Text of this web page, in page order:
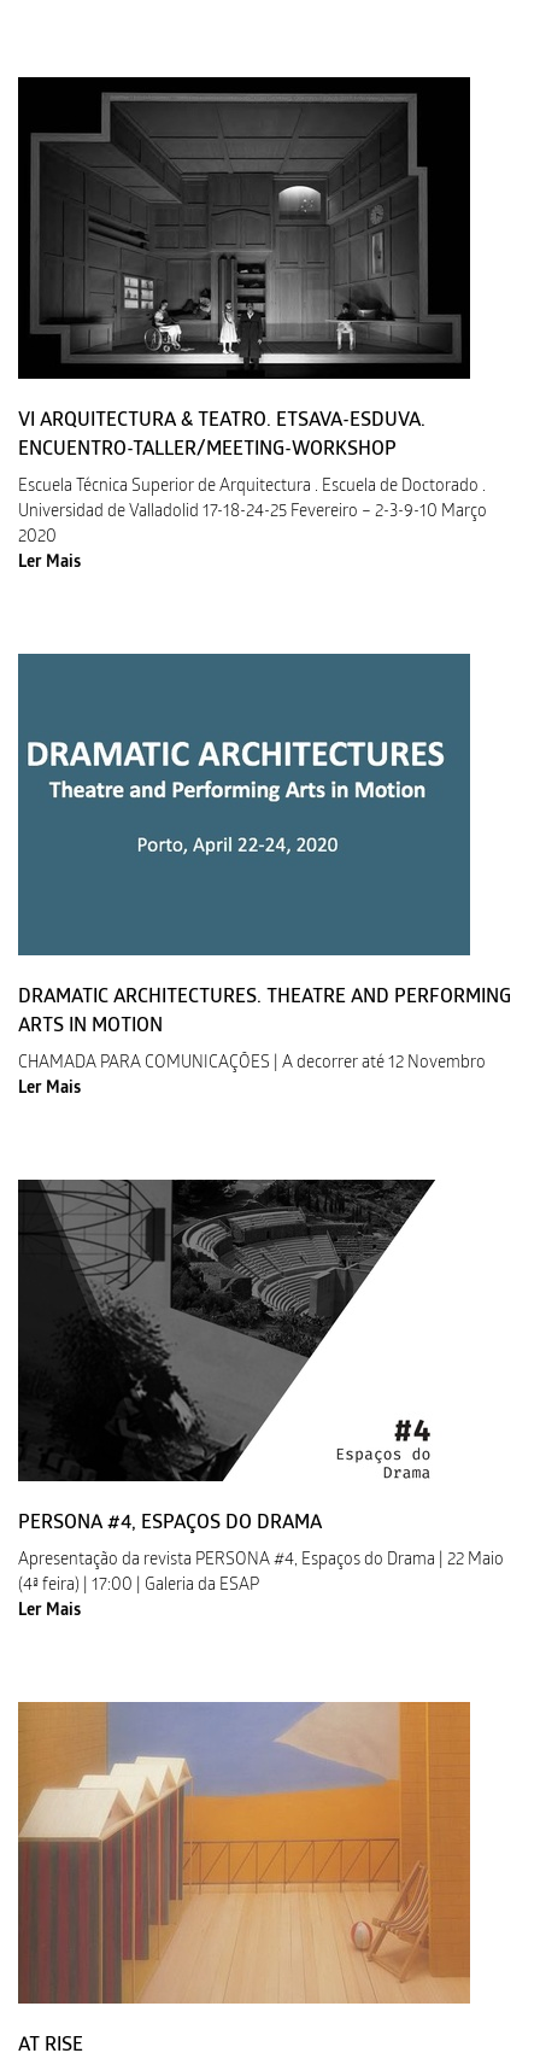
VI ARQUITECTURA & TEATRO. ETSAVA-ESDUVA.
ENCUENTRO-TALLER/MEETING-WORKSHOP
Escuela Técnica Superior de Arquitectura . Escuela de Doctorado .
Universidad de Valladolid 17-18-24-25 Fevereiro – 2-3-9-10 Março
2020
Ler Mais
DRAMATIC ARCHITECTURES. THEATRE AND PERFORMING
ARTS IN MOTION
CHAMADA PARA COMUNICAÇÕES | A decorrer até 12 Novembro
Ler Mais
PERSONA #4, ESPAÇOS DO DRAMA
Apresentação da revista PERSONA #4, Espaços do Drama | 22 Maio
(4ª feira) | 17:00 | Galeria da ESAP
Ler Mais
AT RISE